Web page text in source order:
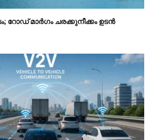
റോഡ് മാർഗം ചരക്കുനീക്കം ഉടൻ